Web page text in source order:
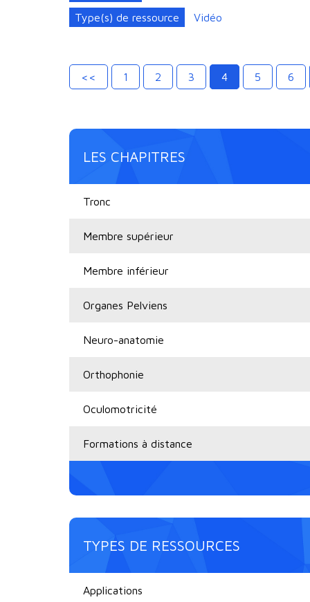
Type(s) de ressource Vidéo
<< 1 2 3 4 5 6
LES CHAPITRES
Tronc
Membre supérieur
Membre inférieur
Organes Pelviens
Neuro-anatomie
Orthophonie
Oculomotricité
Formations à distance
TYPES DE RESSOURCES
Applications